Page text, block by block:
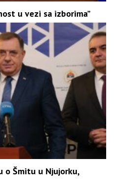
u vezi sa izborima”
o Šmitu u Njujorku,